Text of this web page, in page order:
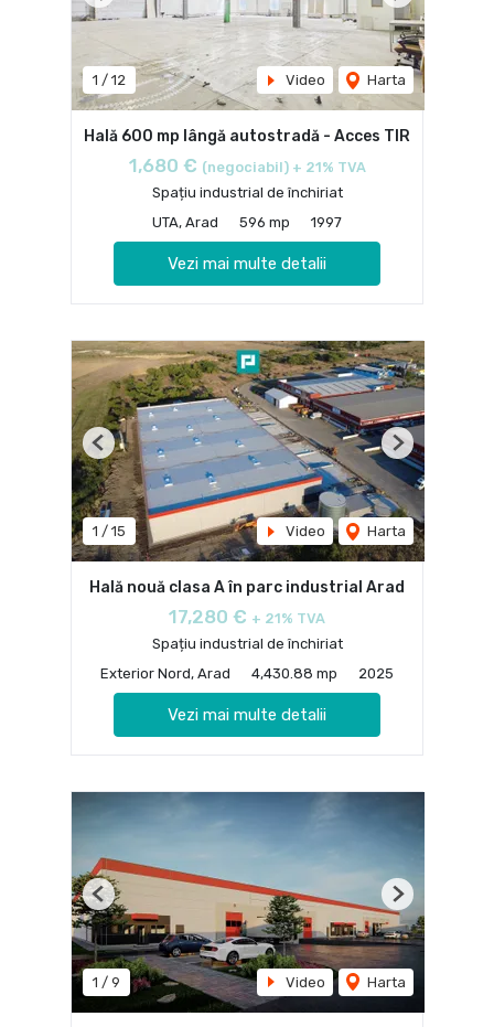
1 / 12 Video Harta
Hală 600 mp lângă autostradă - Acces TIR
1,680 € (negociabil) + 21% TVA
Spațiu industrial de închiriat
UTA, Arad
596 mp 1997
Vezi mai multe detalii
1 / 15 Video Harta
Previous Next
Hală nouă clasa A în parc industrial Arad
17,280 € + 21% TVA
Spațiu industrial de închiriat
Exterior Nord, Arad
4,430.88 mp 2025
Vezi mai multe detalii
1 / 9 Video Harta
Previous Next